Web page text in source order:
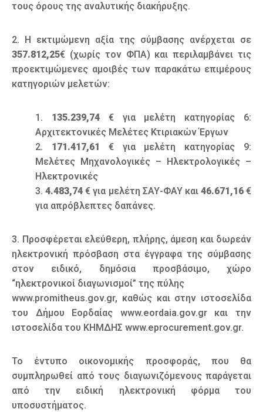
τους όρους της αναλυτικής διακήρυξης.
2. Η εκτιμώμενη αξία της σύμβασης ανέρχεται σε
357.812,25€ (χωρίς τον ΦΠΑ) και περιλαμβάνει τις
προεκτιμώμενες αμοιβές των παρακάτω επιμέρους
κατηγοριών μελετών:
1. 135.239,74€ για μελέτη κατηγορίας 6:
Αρχιτεκτονικές Μελέτες Κτιριακών Έργων
2. 171.417,61 € για μελέτη κατηγορίας 9:
Μελέτες Μηχανολογικές – Ηλεκτρολογικές –
Ηλεκτρονικές
3.4.483,74 € για μελέτη ΣΑΥ-ΦΑΥ και 46.671,16 €
για απρόβλεπτες δαπάνες.
3. Προσφέρεται ελεύθερη, πλήρης, άμεση και δωρεάν
ηλεκτρονική πρόσβαση στα έγγραφα της σύμβασης
στον ειδικό, δημόσια προσβάσιμο, χώρο
“ηλεκτρονικοί διαγωνισμοί” της πύλης
www.promitheus.gov.gr, καθώς και στην ιστοσελίδα
του Δήμου Εορδαίας www.eordaia.gov.gr και την
ιστοσελίδα του ΚΗΜΔΗΣ www.eprocurement.gov.gr.
Το έντυπο οικονομικής προσφοράς, που θα
συμπληρωθεί από τους διαγωνιζόμενους παράγεται
από την ειδική ηλεκτρονική φόρμα του
υποσυστήματος.